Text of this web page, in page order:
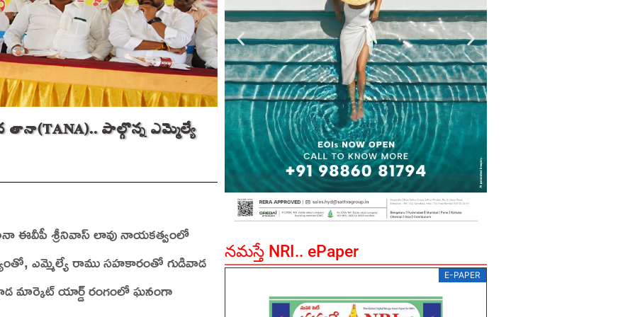
తానా(TANA).. పాల్గొన్న ఎమ్మెల్యే
ఈవీపీ శ్రీనివాస్ లావు నాయకత్వంలో
ఎమ్మెల్యే రాము సహకారంతో గుడివాడ
మార్కెట్ యార్డ్ రంగంలో ఘనంగా
నమస్తే NRI.. ePaper
E-PAPER